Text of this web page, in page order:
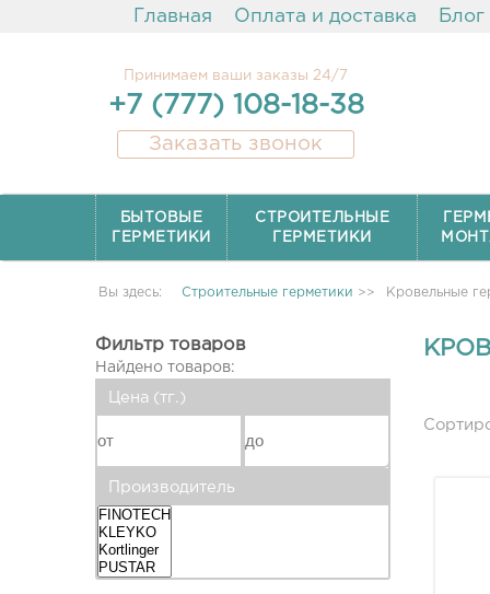
Главная Оплата и доставка Блог
Принимаем ваши заказы 24/7
+7 (777) 108-18-38
Заказать звонок
БЫТОВЫЕ
ГЕРМЕТИКИ
СТРОИТЕЛЬНЫЕ
ГЕРМЕТИКИ
Вы здесь: Строительные герметики >> Кровельные
Фильтр товаров
Найдено товаров:
Цена (тг.)
Производитель